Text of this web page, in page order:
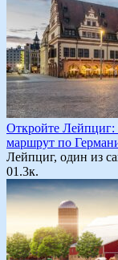
Откройте Лейпциг:
маршрут по
Лейпциг, один из
01.3к.